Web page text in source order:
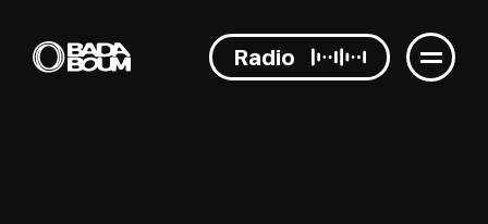
Radio